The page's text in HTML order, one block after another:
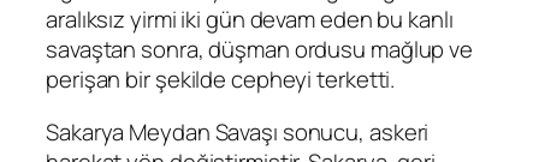
aralıksız yirmi iki gün devam eden bu kanlı
savaştan sonra, düşman ordusu mağlup ve
perişan bir şekilde cepheyi terketti.
Sakarya Meydan Savaşı sonucu, askeri